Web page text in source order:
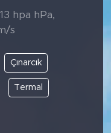
hpa hPa,
s
Çınarcık
Termal